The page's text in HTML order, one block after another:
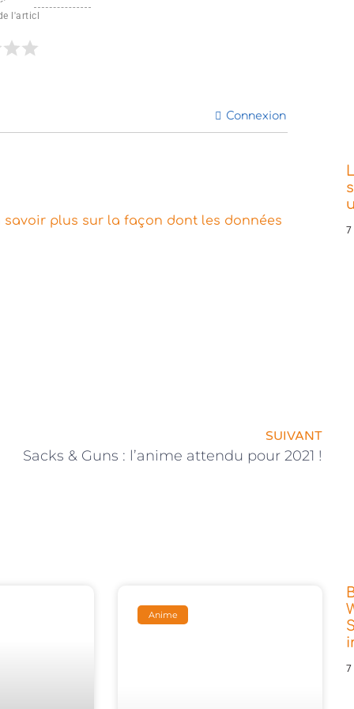
l'articl
Connexion
savoir plus sur la façon dont les données
SUIVANT
Sacks & Guns : l’anime attendu pour 2021 !
Anime
7
7